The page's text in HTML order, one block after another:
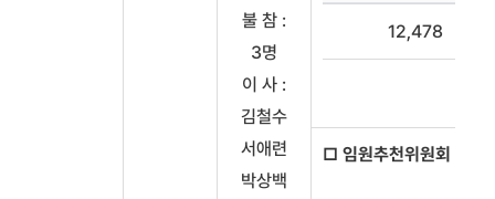
불 참 :
3명
이 사 :
김철수
서애련
박상백
12,478
□ 임원추천위원회 설치